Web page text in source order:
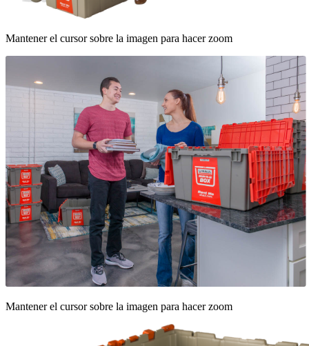
Mantener el cursor sobre la imagen para hacer zoom
Mantener el cursor sobre la imagen para hacer zoom